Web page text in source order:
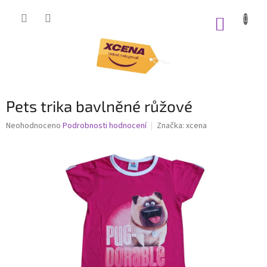
Pets trika bavlněné růžové
Průměrné
Neohodnoceno Podrobnosti hodnocení Značka: xcena